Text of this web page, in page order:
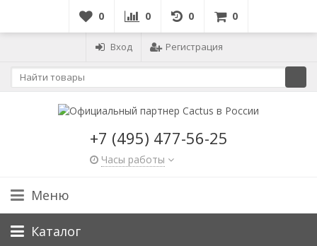
0 0 0 0
Вход Регистрация
+7 (495) 477-56-25
Часы работы
Меню
Каталог